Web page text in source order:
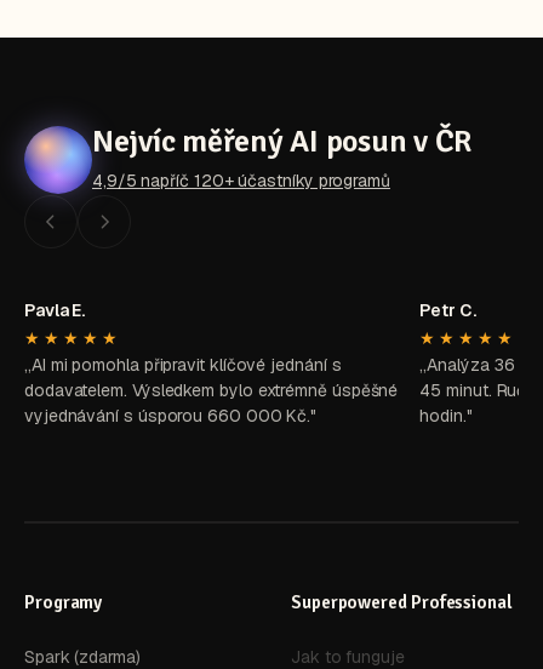
Nejvíc měřený AI posun v ČR
4,9/5 napříč 120+ účastníky programů
Pavla E.
★★★★★
„AI mi pomohla připravit klíčové jednání s
dodavatelem. Výsledkem bylo extrémně úspěšné
vyjednávání s úsporou 660 000 Kč."
Petr C.
★★★★★
„Analýza 36
45 minut.
hodin."
Programy
Spark (zdarma)
Superpowered Professional
Jak to funguje